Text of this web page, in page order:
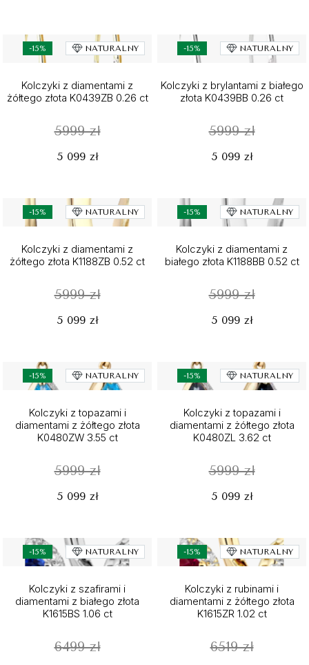
-15% NATURALNY
Kolczyki z diamentami z
żółtego złota K0439ZB 0.26 ct
5999 zł
5 099 zł
-15% NATURALNY
Kolczyki z brylantami z białego
złota K0439BB 0.26 ct
5999 zł
5 099 zł
-15% NATURALNY
Kolczyki z diamentami z
żółtego złota K1188ZB 0.52 ct
5999 zł
5 099 zł
-15% NATURALNY
Kolczyki z diamentami z
białego złota K1188BB 0.52 ct
5999 zł
5 099 zł
-15% NATURALNY
Kolczyki z topazami i
diamentami z żółtego złota
K0480ZW 3.55 ct
5999 zł
5 099 zł
-15% NATURALNY
Kolczyki z topazami i
diamentami z żółtego złota
K0480ZL 3.62 ct
5999 zł
5 099 zł
-15% NATURALNY
Kolczyki z szafirami i
diamentami z białego złota
K1615BS 1.06 ct
6499 zł
-15% NATURALNY
Kolczyki z rubinami i
diamentami z żółtego złota
K1615ZR 1.02 ct
6519 zł